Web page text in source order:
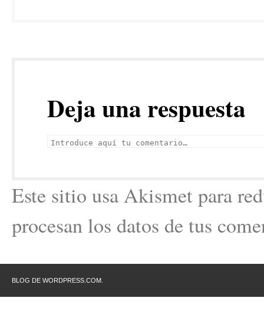
Deja una respuesta
Este sitio usa Akismet para
procesan los datos de tus
BLOG DE WORDPRESS.COM.